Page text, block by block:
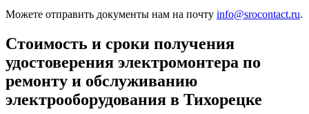
Можете отправить документы нам на почту info@srocontact.ru.
Стоимость и сроки получения
удостоверения электромонтера по
ремонту и обслуживанию
электрооборудования в Тихорецке